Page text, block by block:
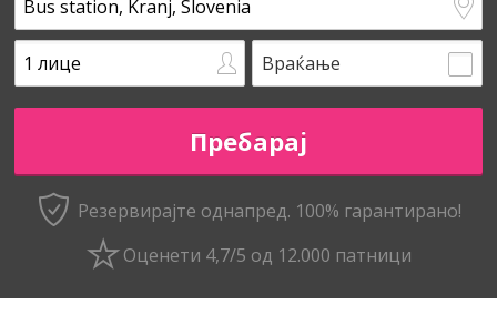
Враќање
Резервирајте однапред. 100% гарантирано!
Оценети 4,7/5 од 12.000 патници